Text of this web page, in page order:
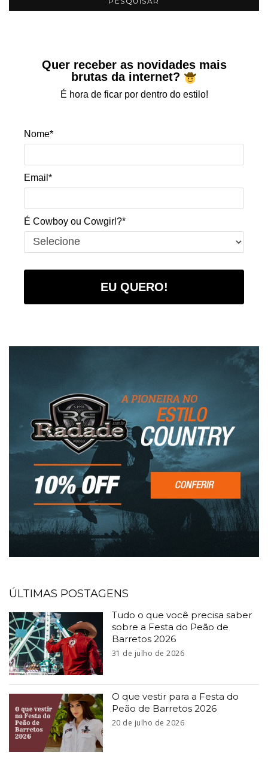
Quer receber as novidades mais
brutas da internet?
É hora de ficar por dentro do estilo!
Nome*
Email*
É Cowboy ou Cowgirl?*
EU QUERO!
ÚLTIMAS POSTAGENS
Tudo o que você precisa saber
sobre a Festa do Peão de
Barretos 2026
31 de julho de 2026
O que vestir para a Festa do
Peão de Barretos 2026
20 de julho de 2026